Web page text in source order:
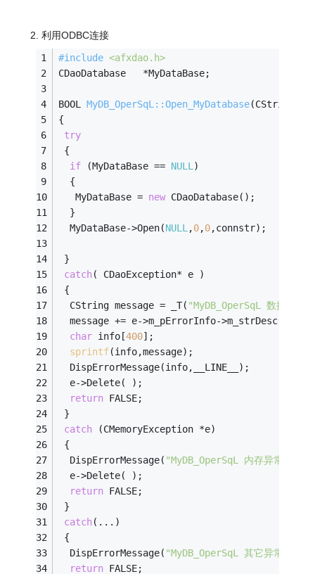
2. 利用ODBC连接
#include <afxdao.h>
CDaoDatabase   *MyDataBase;
BOOL MyDB_OperSqL::Open_MyDatabase(CString
{
try
{
if (MyDataBase == NULL )
  {
   MyDataBase =
new CDaoDatabase();
  }
  MyDataBase->Open(
NULL ,0,0,connstr);
}
catch( CDaoException* e )
{
  CString message = _T(
"MyDB_OperSqL 数据库
message += e->m_pErrorInfo-
char info[400];
sprintf(info,message);
  DispErrorMessage(info,__LINE__);
  e->Delete( );
return FALSE;
}
catch (CMemoryException *e)
{
  DispErrorMessage(
"MyDB_OperSqL 内存异常!"
  e->Delete( );
return FALSE;
}
catch(...)
{
  DispErrorMessage(
"MyDB_OperSqL 其它异常!"
return FALSE;